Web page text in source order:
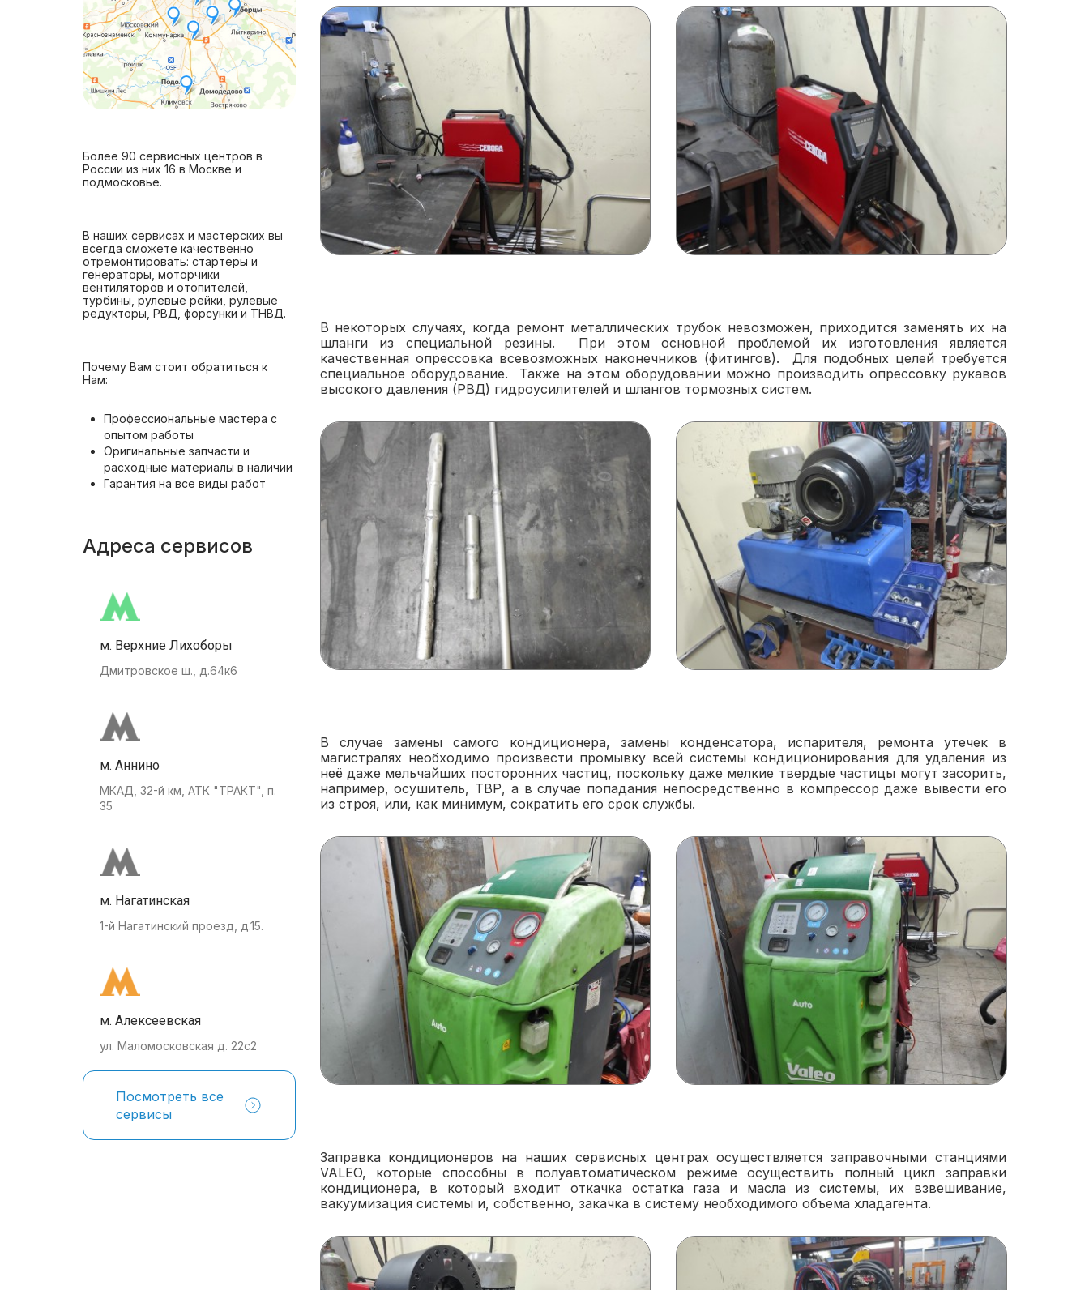
Более 90 сервисных центров в
России из них 16 в Москве и
подмосковье.
В наших сервисах и мастерских вы
всегда сможете качественно
отремонтировать: стартеры и
генераторы, моторчики
вентиляторов и отопителей,
турбины, рулевые рейки, рулевые
редукторы, РВД, форсунки и ТНВД.
Почему Вам стоит обратиться к
Нам:
Профессиональные мастера с
опытом работы
Оригинальные запчасти и
расходные материалы в наличии
Гарантия на все виды работ
Адреса сервисов
м. Верхние Лихоборы
Дмитровское ш., д.64к6
м. Аннино
МКАД, 32-й км, АТК "ТРАКТ", п.
35
м. Нагатинская
1-й Нагатинский проезд, д.15.
м. Алексеевская
ул. Маломосковская д. 22с2
Посмотреть все
сервисы
В некоторых случаях, когда ремонт металлических трубок невозможен, приходится заменять их на
шланги из специальной резины. При этом основной проблемой их изготовления является
качественная опрессовка всевозможных наконечников (фитингов). Для подобных целей требуется
специальное оборудование. Также на этом оборудовании можно производить опрессовку рукавов
высокого давления (РВД) гидроусилителей и шлангов тормозных систем.
В случае замены самого кондиционера, замены конденсатора, испарителя, ремонта утечек в
магистралях необходимо произвести промывку всей системы кондиционирования для удаления из
неё даже мельчайших посторонних частиц, поскольку даже мелкие твердые частицы могут засорить,
например, осушитель, ТВР, а в случае попадания непосредственно в компрессор даже вывести его
из строя, или, как минимум, сократить его срок службы.
Заправка кондиционеров на наших сервисных центрах осуществляется заправочными станциями
VALEO, которые способны в полуавтоматическом режиме осуществить полный цикл заправки
кондиционера, в который входит откачка остатка газа и масла из системы, их взвешивание,
вакуумизация системы и, собственно, закачка в систему необходимого объема хладагента.